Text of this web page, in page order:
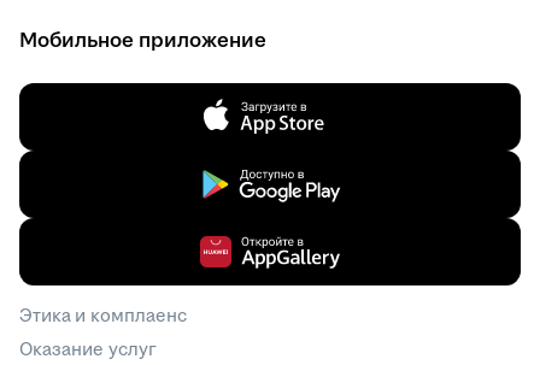
Мобильное приложение
Этика и комплаенс
Оказание услуг